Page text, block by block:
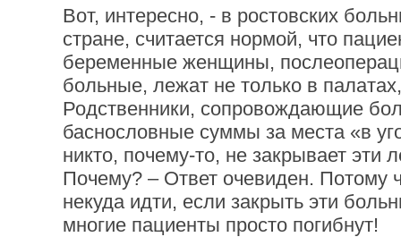
Вот, интересно, - в ростовских
стране, считается нормой, что
беременные женщины,
больные, лежат не только в
Родственники, сопровождающие
баснословные суммы за места «в
никто, почему-то, не закрывает эти
Почему? – Ответ очевиден.
некуда идти, если закрыть эти
многие пациенты просто погибнут!